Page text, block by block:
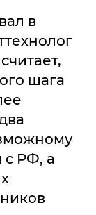
в
шага
с РФ, а